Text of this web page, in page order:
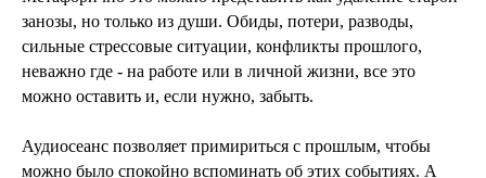
занозы, но только из души. Обиды, потери, разводы,
сильные стрессовые ситуации, конфликты прошлого,
неважно где - на работе или в личной жизни, все это
можно оставить и, если нужно, забыть.
Аудиосеанс позволяет примириться с прошлым, чтобы
можно было спокойно вспоминать об этих событиях. А